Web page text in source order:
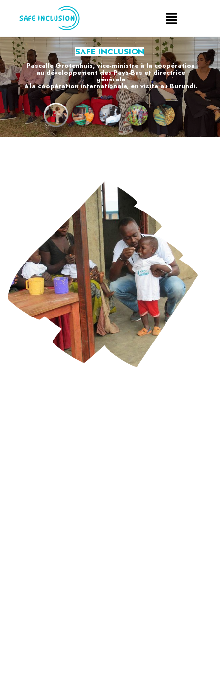
Pascalle Grotenhuis, vice-ministre à la coopération
au développement des Pays-Bas et directrice
générale
à la coopération internationale, en visite au Burundi.
SAFE INCLUSION